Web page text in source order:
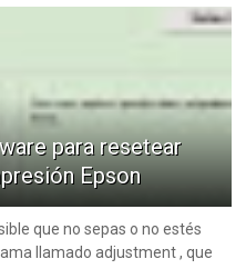
para resetear
Epson
que no sepas o no estés
llamado adjustment , que